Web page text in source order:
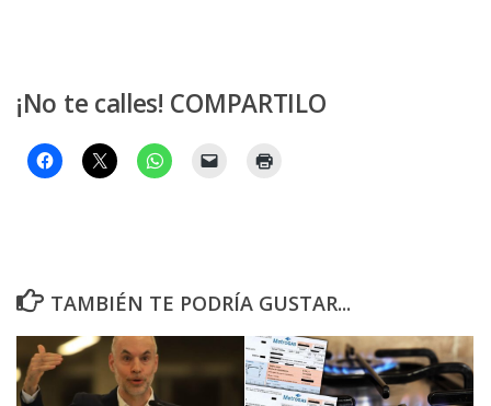
¡No te calles! COMPARTILO
TAMBIÉN TE PODRÍA GUSTAR...